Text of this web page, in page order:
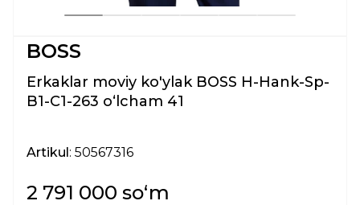
BOSS
Erkaklar moviy ko'ylak BOSS H-Hank-Sp-
B1-C1-263 oʻlcham 41
Artikul: 50567316
2 791 000 soʻm